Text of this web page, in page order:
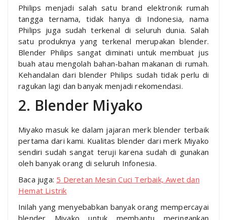
Philips menjadi salah satu brand elektronik rumah
tangga ternama, tidak hanya di Indonesia, nama
Philips juga sudah terkenal di seluruh dunia. Salah
satu produknya yang terkenal merupakan blender.
Blender Philips sangat diminati untuk membuat jus
buah atau mengolah bahan-bahan makanan di rumah.
Kehandalan dari blender Philips sudah tidak perlu di
ragukan lagi dan banyak menjadi rekomendasi.
2. Blender Miyako
Miyako masuk ke dalam jajaran merk blender terbaik
pertama dari kami. Kualitas blender dari merk Miyako
sendiri sudah sangat teruji karena sudah di gunakan
oleh banyak orang di seluruh Infonesia.
Baca juga: 5 Deretan Mesin Cuci Terbaik, Awet dan
Hemat Listrik
Inilah yang menyebabkan banyak orang mempercayai
blender Miyako untuk membantu meringankan